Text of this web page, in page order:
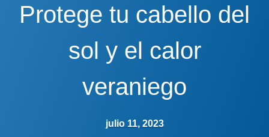
Protege tu cabello del
sol y el calor
veraniego
julio 11, 2023